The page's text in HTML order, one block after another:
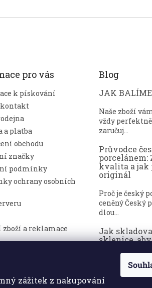
zážitek z nakupování
pro vás
k pískování
kontakt
a platba
obchodu
značky
podmínky
ochrany osobních
zboží a reklamace
Blog
JAK BALÍME
Naše zboží
vždy
zaručuj...
Průvodce
porcelánem:
kvalita a jak
originál
Proč je český
ceněný Český
dlou...
Jak
sklenice,
Broušené
symbolem
a luxusu. ...